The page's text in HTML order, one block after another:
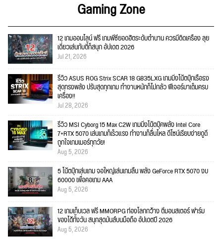
Gaming Zone
12 เกมออนไลน์ ฟรี เกมพีซียอดฮิตระดับตำนาน ควรมีติดเครื่อง ลุย
เดี่ยวเล่นกับตี้ก็สนุก อัปเดต 2026
Jul 21, 2026
รีวิว ASUS ROG Strix SCAR 18 G835LXG เกมมิ่งโน้ตบุ๊กเรือธง
สุดทรงพลัง ปรับสุดทุกเกม ทำงานหนักก็ไม่กลัว ฟีเจอร์มาเต็มครบ
เครื่อง!!
Jul 28, 2026
รีวิว MSI Cyborg 15 Max C2W เกมมิ่งโน้ตบุ๊คพลัง Intel Core
7+RTX 5070 เล่นเกมก็เร็วแรง ทำงานก็ลื่นไหล ดีไซน์เรียบง่ายดูดี
ถูกใจเกมเมอร์ทุกวัย!
Aug 5, 2026
5 โน้ตบุ๊กเล่นเกม จอใหญ่เล่นเกมลื่น พลัง GeForce RTX 5070 งบ
60000 เพื่อคอเกม AAA
Aug 5, 2026
12 เกมเก็บเวล ฟรี MMORPG ท่องโลกกว้าง ตีมอนสเตอร์ ฟาร์ม
ของได้ทั้งวัน สนุกสุดมันส์บนมือถือ อัปเดตปี 2026
Aug 5, 2026